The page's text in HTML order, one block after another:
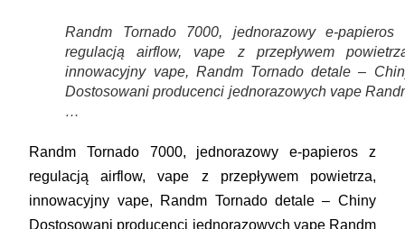
Randm Tornado 7000, jednorazowy e-papieros
regulacją airflow, vape z przepływem
innowacyjny vape, Randm Tornado detale –
Dostosowani producenci jednorazowych vape
…
Randm Tornado 7000, jednorazowy e-papieros z
regulacją airflow, vape z przepływem powietrza,
innowacyjny vape, Randm Tornado detale – Chiny
Dostosowani producenci jednorazowych vape Randm